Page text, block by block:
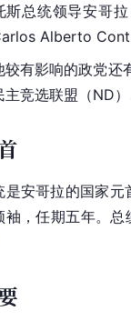
斯总统领导安哥
Alberto
较有影响的政党还
主竞选联盟（ND
是安哥拉的国家
袖，任期五年。